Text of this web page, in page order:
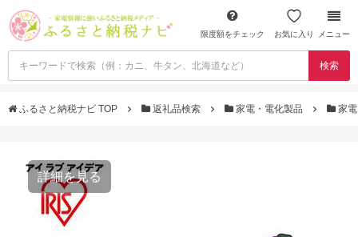
限度額をチェック お気に入り メニュー
検索
ふるさと納税ナビ TOP 返礼品検索 家電・電化製品 家電
詳細を見る